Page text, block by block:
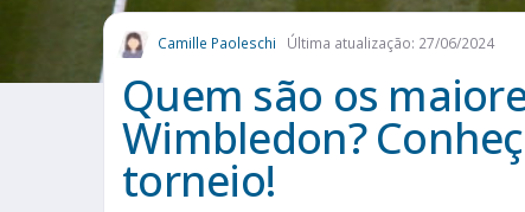
Camille Paoleschi Última atualização: 27/06/2024
Quem são os
Wimbledon?
torneio!